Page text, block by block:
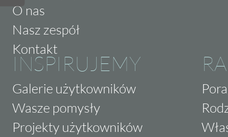
O nas
Nasz zespół
Kontakt
INSPIRUJEMY
Galerie użytkowników
Wasze pomysły
Projekty użytkowników